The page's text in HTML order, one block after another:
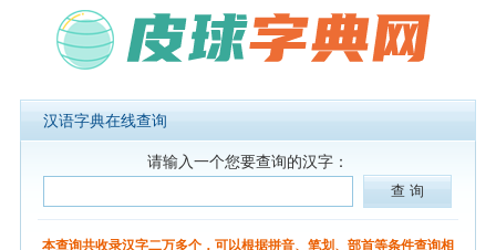
汉语字典在线查询
请输入一个您要查询的汉字：
本查询共收录汉字二万多个，可以根据拼音、笔划、部首等条件查询相